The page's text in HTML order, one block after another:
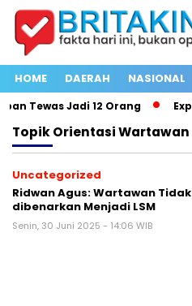
HOME DAERAH NASIONAL
Tewas Jadi 12 Orang
TopikOrientasi Wartawan
Uncategorized
Ridwan Agus: Wartawan Tidak
dibenarkan Menjadi LSM
Senin, 30 Juni 2025 - 14:06 WIB